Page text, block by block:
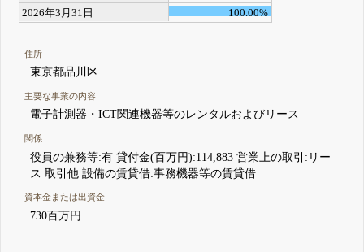
2026年3月31日
100.00%
住所
東京都品川区
主要な事業の内容
電子計測器・ICT関連機器等のレンタルおよびリース
関係
役員の兼務等:有 貸付金(百万円):114,883 営業上の取引:リー
ス 取引他 設備の賃貸借:事務機器等の賃貸借
資本金または出資金
730百万円